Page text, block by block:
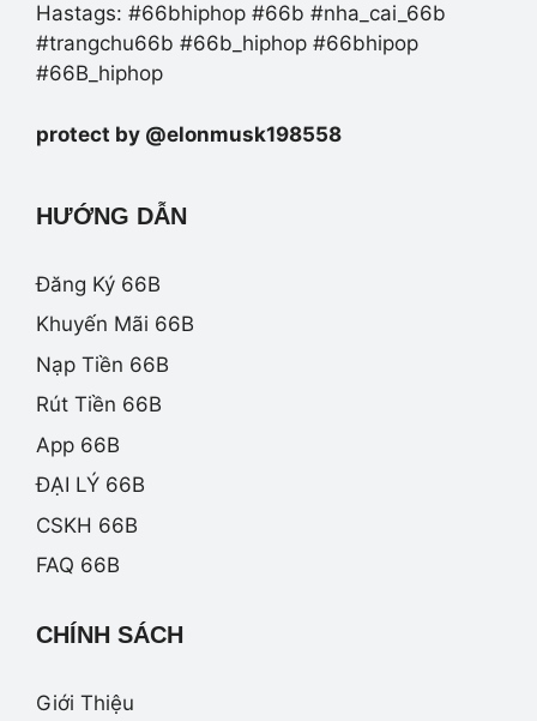
Hastags: #66bhiphop #66b #nha_cai_66b
#trangchu66b #66b_hiphop #66bhipop
#66B_hiphop
protect by @elonmusk198558
HƯỚNG DẪN
Đăng Ký 66B
Khuyến Mãi 66B
Nạp Tiền 66B
Rút Tiền 66B
App 66B
ĐẠI LÝ 66B
CSKH 66B
FAQ 66B
CHÍNH SÁCH
Giới Thiệu